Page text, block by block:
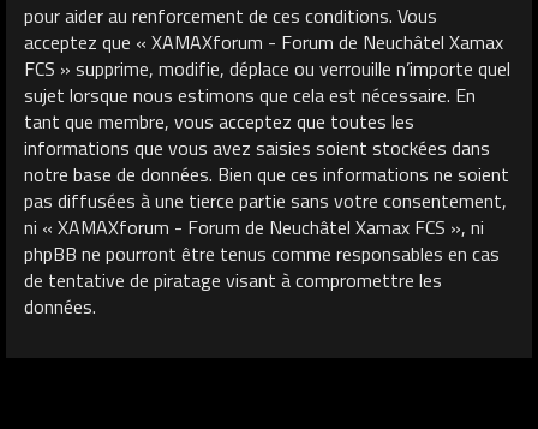
pour aider au renforcement de ces conditions. Vous
acceptez que « XAMAXforum - Forum de Neuchâtel Xamax
FCS » supprime, modifie, déplace ou verrouille n’importe quel
sujet lorsque nous estimons que cela est nécessaire. En
tant que membre, vous acceptez que toutes les
informations que vous avez saisies soient stockées dans
notre base de données. Bien que ces informations ne soient
pas diffusées à une tierce partie sans votre consentement,
ni « XAMAXforum - Forum de Neuchâtel Xamax FCS », ni
phpBB ne pourront être tenus comme responsables en cas
de tentative de piratage visant à compromettre les
données.